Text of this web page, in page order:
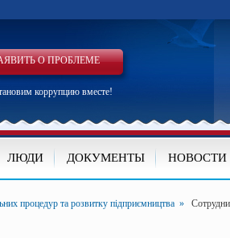
О ПРОБЛЕМЕ
коррупцию вместе!
ЛЮДИ ДОКУМЕНТЫ НОВОСТИ
процедур та розвитку підприємництва »